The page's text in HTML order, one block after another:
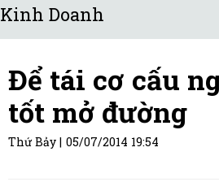
Kinh Doanh
Để tái cơ cấu
tốt mở đường
Thứ Bảy | 05/07/2014 19:54